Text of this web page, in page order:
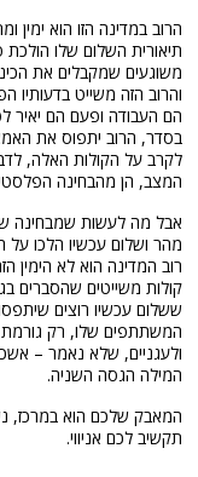
הרוב במדינה הזו הוא
תיאורית השלום שלו
משוגעים שמקבלים את
והרוב הזה משייט
הם העבודה ופעם הם יאיר
בסדר, הרוב יתפוס את
לקרב על הקולות האלה,
המצב, הן מהבחינה
אבל מה לעשות שמבחינה
מהר ושלום עכשיו הלכו על
רוב המדינה הוא לא הימין
קולות משייטים שהסברים
ששלום עכשיו רוצים
המשתתפים שלו, רק
ולעגניים, שלא נאמר –
המילה הגסה השניה.
המאבק שלכם הוא במרכז,
תקשיב לכם אניווי.